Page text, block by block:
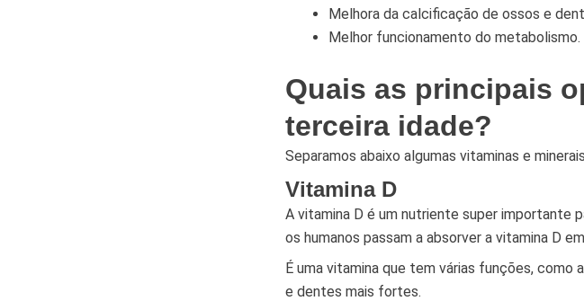
Melhora da calcificação de ossos e
Melhor funcionamento do metabolismo.
Quais as principais
terceira idade?
Separamos abaixo algumas vitaminas e
Vitamina D
A vitamina D é um nutriente super importante
os humanos passam a absorver a vitamina D
É uma vitamina que tem várias funções, como
e dentes mais fortes.